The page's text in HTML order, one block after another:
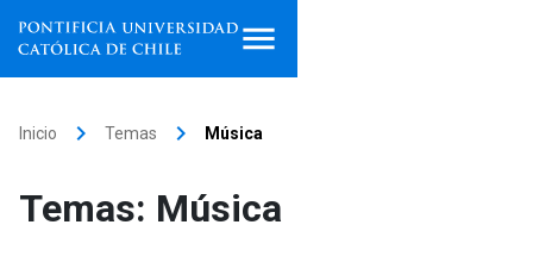
Facultades, escuelas e
Inicio keyboard_arrow_right Temas keyboard_arrow_right Música
Temas: Música